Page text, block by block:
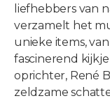
liefhebbers van
verzamelt het
unieke items,
fascinerend
oprichter, René
zeldzame